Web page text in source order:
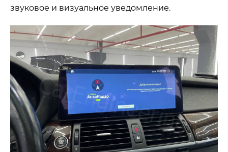
звуковое и визуальное уведомление.